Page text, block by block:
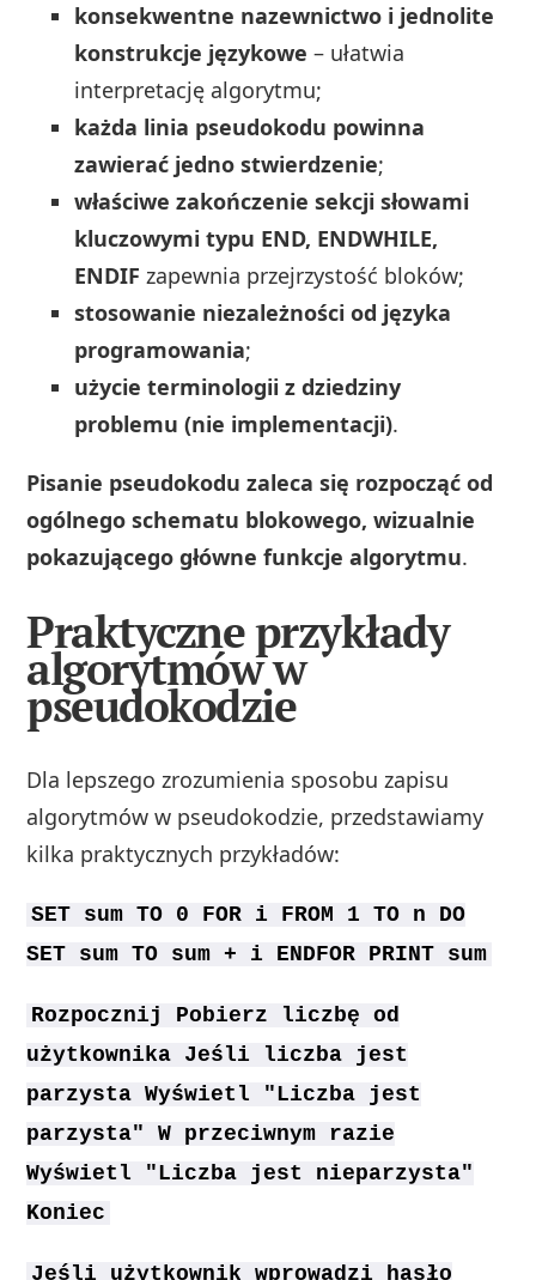
konsekwentne nazewnictwo i jednolite
konstrukcje językowe – ułatwia
interpretację algorytmu;
każda linia pseudokodu powinna
zawierać jedno stwierdzenie;
właściwe zakończenie sekcji słowami
kluczowymi typu END, ENDWHILE,
ENDIF zapewnia przejrzystość bloków;
stosowanie niezależności od języka
programowania;
użycie terminologii z dziedziny
problemu (nie implementacji).
Pisanie pseudokodu zaleca się rozpocząć od
ogólnego schematu blokowego, wizualnie
pokazującego główne funkcje algorytmu.
Praktyczne przykłady
algorytmów w
pseudokodzie
Dla lepszego zrozumienia sposobu zapisu
algorytmów w pseudokodzie, przedstawiamy
kilka praktycznych przykładów:
SET sum TO 0 FOR i FROM 1 TO n DO
SET sum TO sum + i ENDFOR PRINT sum
Rozpocznij Pobierz liczbę od
użytkownika Jeśli liczba jest
parzysta Wyświetl "Liczba jest
parzysta" W przeciwnym razie
Wyświetl "Liczba jest nieparzysta"
Koniec
Jeśli użytkownik wprowadzi hasło